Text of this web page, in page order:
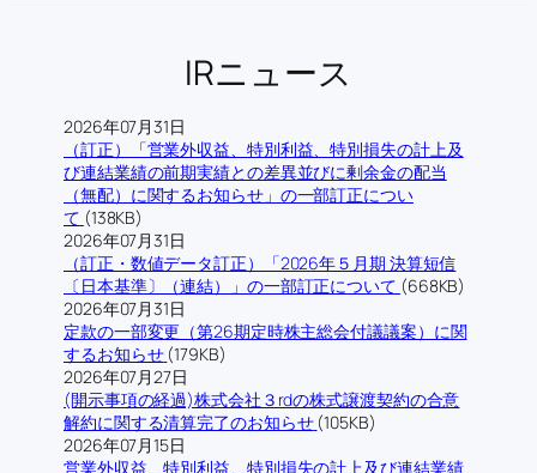
IRニュース
2026年07月31日
（訂正）「営業外収益、特別利益、特別損失の計上及
び連結業績の前期実績との差異並びに剰余金の配当
（無配）に関するお知らせ」の一部訂正につい
て (138KB)
2026年07月31日
（訂正・数値データ訂正）「2026年５月期 決算短信
〔日本基準〕（連結）」の一部訂正について (668KB)
2026年07月31日
定款の一部変更（第26期定時株主総会付議議案）に関
するお知らせ (179KB)
2026年07月27日
(開示事項の経過)株式会社３rdの株式譲渡契約の合意
解約に関する清算完了のお知らせ (105KB)
2026年07月15日
営業外収益、特別利益、特別損失の計上及び連結業績